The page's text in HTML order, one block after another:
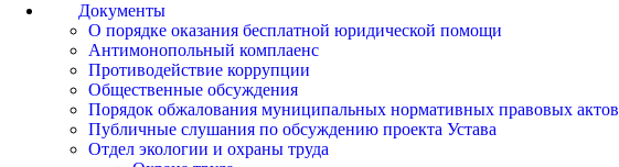
Документы
О порядке оказания бесплатной юридической помощи
Антимонопольный комплаенс
Противодействие коррупции
Общественные обсуждения
Порядок обжалования муниципальных нормативных правовых актов
Публичные слушания по обсуждению проекта Устава
Отдел экологии и охраны труда